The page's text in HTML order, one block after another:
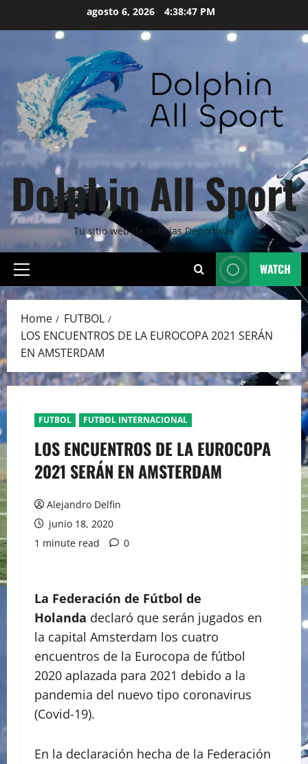
agosto 6, 2026 4:38:48 PM
Dolphin All Sport
Tu sitio web de noticias Deportivas
Primary
Menu
WATCH
Home
FUTBOL
LOS ENCUENTROS DE LA EUROCOPA 2021 SERÁN
EN AMSTERDAM
FUTBOL FUTBOL INTERNACIONAL
LOS ENCUENTROS DE LA EUROCOPA
2021 SERÁN EN AMSTERDAM
Alejandro Delfin
junio 18, 2020
1 minute read
0
La Federación de Fútbol de
Holanda declaró que serán jugados en
la capital Amsterdam los cuatro
encuentros de la Eurocopa de fútbol
2020 aplazada para 2021 debido a la
pandemia del nuevo tipo coronavirus
(Covid-19).
En la declaración hecha de la Federación